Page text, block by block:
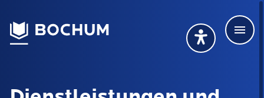
Übersetzung
Deutsch
Übersetzung wählen (öffnet sich in Google
Deutsch